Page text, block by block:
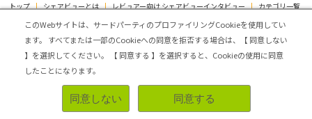
トップ | シェアビューとは | レビュアー向け シェアビューインタビュー | カテゴリ一覧
運営会社 | 個人情報の取扱いについて | 利用規約 サイトマップ
Copyright (C) ASMARQ Co.,Ltd. All Rights Reserved.
このWebサイトは、サードパーティのプロファイリングCookieを使用してい
ます。
すべてまたは一部のCookieへの同意を拒否する場合は、【 同意しない
】を選択してください。
【 同意する 】を選択すると、Cookieの使用に同意
したことになります。
同意しない 同意する